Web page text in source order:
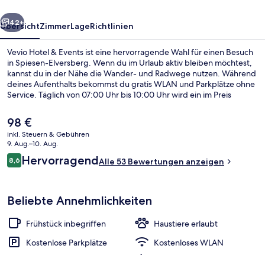
Weiter
42+
ÜbersichtZimmerLageRichtlinien
Vevio Hotel & Events ist eine hervorragende Wahl für einen Besuch
in Spiesen-Elversberg. Wenn du im Urlaub aktiv bleiben möchtest,
kannst du in der Nähe die Wander- und Radwege nutzen. Während
deines Aufenthalts bekommst du gratis WLAN und Parkplätze ohne
Service. Täglich von 07:00 Uhr bis 10:00 Uhr wird ein im Preis
Terrasse and einen Garten.
Der
aktuelle
Preis
beträgt
98 €.
98 €
inkl. Steuern & Gebühren
9. Aug.–10. Aug.
Bewertungen
8,68,6 von 10.
HervorragendAlle 53 Bewertungen anzeigen
Beliebte Annehmlichkeiten
Frühstück inbegriffen
Haustiere erlaubt
Kostenlose Parkplätze
Kostenloses WLAN